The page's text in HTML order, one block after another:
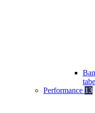
Performance 13